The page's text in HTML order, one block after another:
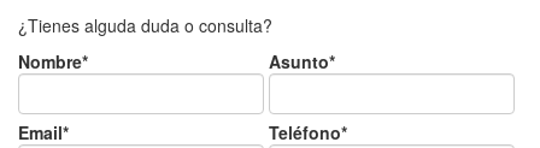
¿Tienes alguda duda o consulta?
Nombre*
Asunto*
Email* Teléfono*